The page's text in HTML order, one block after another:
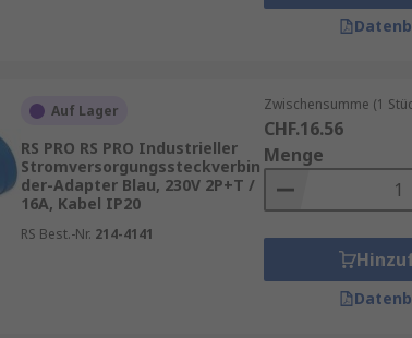
Auf Lager
RS PRO RS PRO Industrieller
Stromversorgungssteckverbin
der-Adapter Blau, 230V 2P+T /
16A, Kabel IP20
RS Best.-Nr. 214-4141
Zwischensumme (1
CHF.16.56
Menge